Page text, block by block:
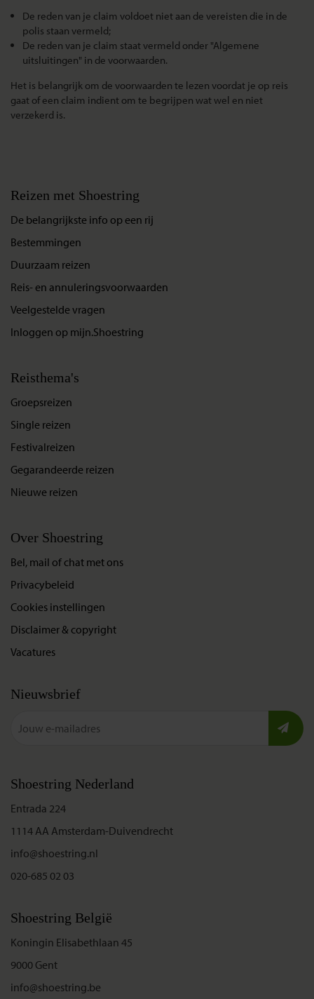
De reden van je claim voldoet niet aan de vereisten die in de
polis staan vermeld;
De reden van je claim staat vermeld onder "Algemene
uitsluitingen" in de voorwaarden.
Het is belangrijk om de voorwaarden te lezen voordat je op reis
gaat of een claim indient om te begrijpen wat wel en niet
verzekerd is.
Reizen met Shoestring
De belangrijkste info op een rij
Bestemmingen
Duurzaam reizen
Reis- en annuleringsvoorwaarden
Veelgestelde vragen
Inloggen op mijn.Shoestring
Reisthema's
Groepsreizen
Single reizen
Festivalreizen
Gegarandeerde reizen
Nieuwe reizen
Over Shoestring
Bel, mail of chat met ons
Privacybeleid
Cookies instellingen
Disclaimer & copyright
Vacatures
Nieuwsbrief
Shoestring Nederland
Entrada 224
1114 AA Amsterdam-Duivendrecht
info@shoestring.nl
020-685 02 03
Shoestring België
Koningin Elisabethlaan 45
9000 Gent
info@shoestring.be